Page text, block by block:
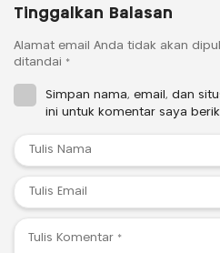
Tinggalkan Balasan
Alamat email Anda tidak akan
ditandai *
Simpan nama, email, dan
ini untuk komentar saya